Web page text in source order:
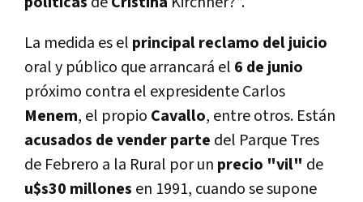
La medida es el principal reclamo del juicio
oral y público que arrancará el 6 de junio
próximo contra el expresidente Carlos
Menem, el propio Cavallo, entre otros. Están
acusados de vender parte del Parque Tres
de Febrero a la Rural por un precio "vil" de
u$s30 millones en 1991, cuando se supone